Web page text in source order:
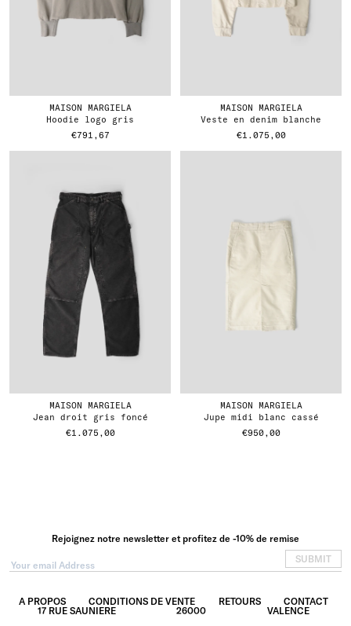
MAISON MARGIELA
hoodie logo gris
€791,67
MAISON MARGIELA
veste en denim blanche
€1.075,00
MAISON MARGIELA
jean droit gris foncé
€1.075,00
MAISON MARGIELA
jupe midi blanc cassé
€950,00
A PROPOS CONDITIONS DE VENTE RETOURS
CONTACT
17 RUE SAUNIERE
26000 VALENCE
Rejoignez notre newsletter et profitez de -10% de remise
SUBMIT